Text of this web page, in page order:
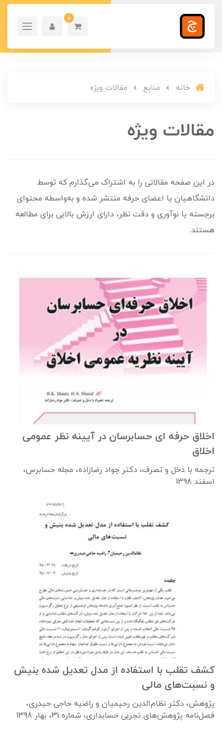
0
خانه منابع مقالات ویژه
مقالات ویژه
در این صفحه مقالاتی را به اشتراک می‌گذارم که توسط
دانشگاهیان یا اعضای حرفه منتشر شده و به‌واسطه محتوای
برجسته یا نوآوری و دقت نظر، دارای ارزش بالایی برای مطالعه
هستند.
اخلاق حرفه ای حسابرسان در آیینه نظر عمومی
اخلاق
ترجمه با دخل و تصرف، دکتر جواد رضازاده، مجله حسابرس،
اسفند 1398
کشف تقلب با استفاده از مدل تعدیل شده بنیش
و نسبت‌های مالی
پژوهش، دکتر نظام‌الدین رحیمیان و راضیه حاجی حیدری،
فصل‌نامه پژوهش‌های تجربی حسابداری، شماره 31، بهار 1398